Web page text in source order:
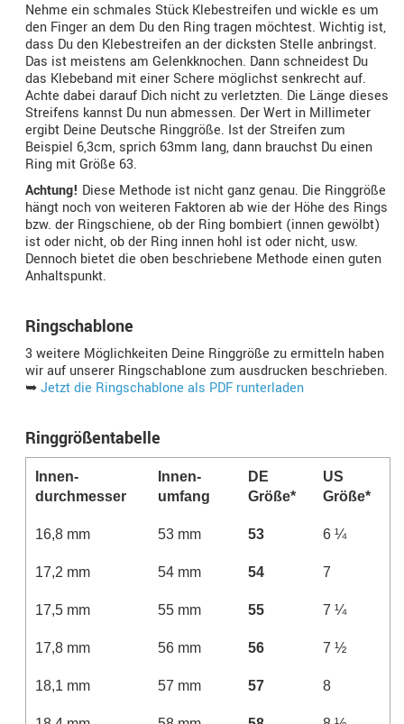
Nehme ein schmales Stück Klebestreifen und wickle es um
den Finger an dem Du den Ring tragen möchtest. Wichtig ist,
dass Du den Klebestreifen an der dicksten Stelle anbringst.
Das ist meistens am Gelenkknochen. Dann schneidest Du
das Klebeband mit einer Schere möglichst senkrecht auf.
Achte dabei darauf Dich nicht zu verletzten. Die Länge dieses
Streifens kannst Du nun abmessen. Der Wert in Millimeter
ergibt Deine Deutsche Ringgröße. Ist der Streifen zum
Beispiel 6,3cm, sprich 63mm lang, dann brauchst Du einen
Ring mit Größe 63.
Achtung! Diese Methode ist nicht ganz genau. Die Ringgröße
hängt noch von weiteren Faktoren ab wie der Höhe des Rings
bzw. der Ringschiene, ob der Ring bombiert (innen gewölbt)
ist oder nicht, ob der Ring innen hohl ist oder nicht, usw.
Dennoch bietet die oben beschriebene Methode einen guten
Anhaltspunkt.
Ringschablone
3 weitere Möglichkeiten Deine Ringgröße zu ermitteln haben
wir auf unserer Ringschablone zum ausdrucken beschrieben.
➥Jetzt die Ringschablone als PDF runterladen
Ringgrößentabelle
Innen­
durchmesser
Innen­­
umfang
DE
Größe*
US
Größe*
16,8 mm 53 mm 53 6 ¼
17,2 mm 54 mm 54 7
17,5 mm 55 mm 55 7 ¼
17,8 mm 56 mm 56 7 ½
18,1 mm 57 mm 57 8